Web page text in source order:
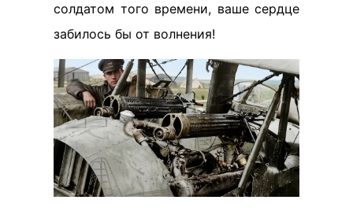
солдатом того времени, ваше сердце
забилось бы от волнения!